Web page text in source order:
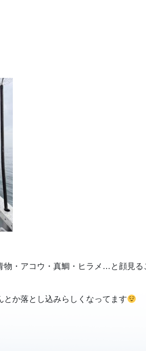
・アコウ・真鯛・ヒラメ…と顔見る
か落とし込みらしくなってます